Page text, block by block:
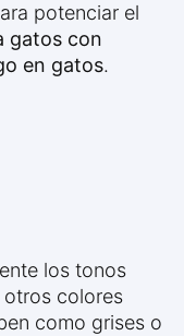
potenciar el
gatos con
en gatos.
los tonos
otros colores
como grises o